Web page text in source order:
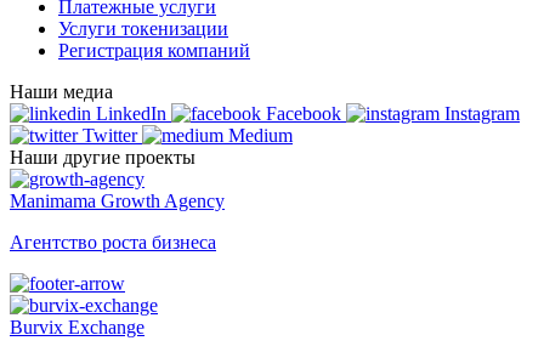
Платежные услуги
Услуги токенизации
Регистрация компаний
Наши медиа
LinkedIn
Facebook
Instagram
Twitter
Medium
Наши другие проекты
Manimama Growth Agency
Агентство роста бизнеса
Burvix Exchange